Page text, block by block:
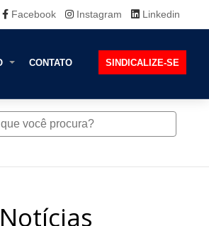
Facebook Instagram Linkedin
CONTATO SINDICALIZE-SE